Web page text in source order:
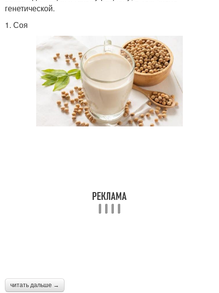
генетической.
1. Соя
читать дальше →